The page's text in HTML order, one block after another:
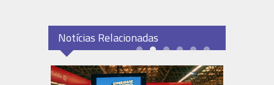
Notícias Relacionadas